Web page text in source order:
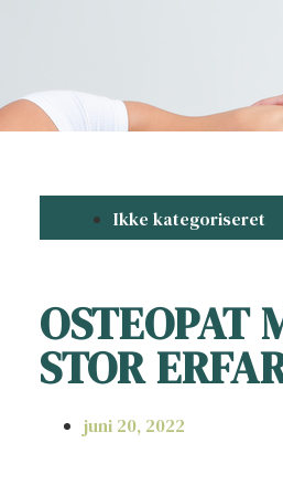
Ikke kategoriseret
OSTEOPAT
STOR
juni 20, 2022